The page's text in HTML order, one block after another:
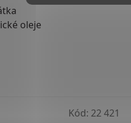
oleje
Kód: 22 421